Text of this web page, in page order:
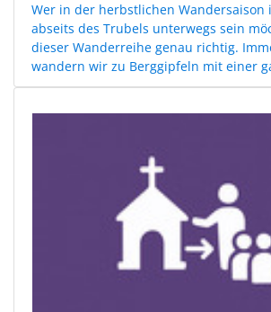
Wer in der herbstlichen Wandersaison
abseits des Trubels unterwegs sein
dieser Wanderreihe genau richtig.
wandern wir zu Berggipfeln mit einer